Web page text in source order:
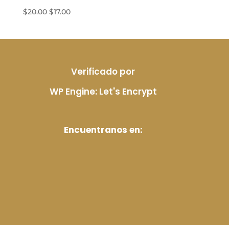
$20.00 El
$17.00El
Verificado por
WP Engine: Let's Encrypt
Encuentranos en: